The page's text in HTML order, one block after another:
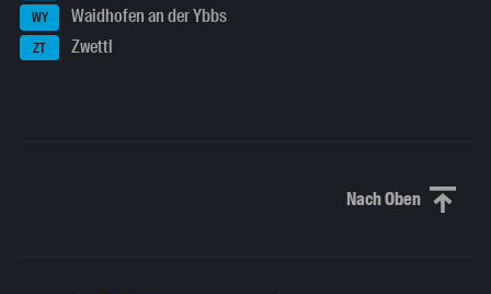
WY Waidhofen an der Ybbs
ZT Zwettl
Nach ObenNach oben